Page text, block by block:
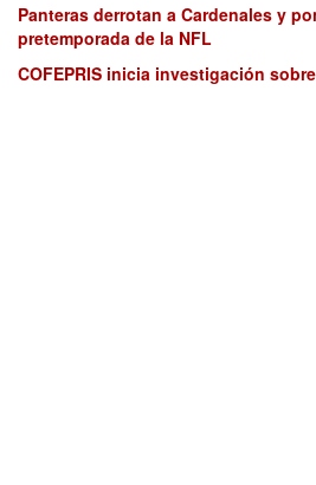
Panteras derrotan a Cardenales y
pretemporada de la NFL
COFEPRIS inicia investigación